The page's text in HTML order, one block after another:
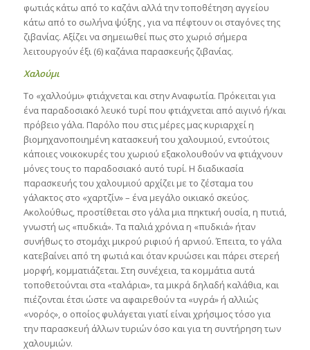
φωτιάς κάτω από το καζάνι αλλά την τοποθέτηση αγγείου
κάτω από το σωλήνα ψύξης , για να πέφτουν οι σταγόνες της
ζιβανίας. Αξίζει να σημειωθεί πως στο χωριό σήμερα
λειτουργούν έξι (6) καζάνια παρασκευής ζιβανίας.
Χαλούμι
Το «χαλλούμι» φτιάχνεται και στην Αναφωτία. Πρόκειται για
ένα παραδοσιακό λευκό τυρί που φτιάχνεται από αιγινό ή/και
πρόβειο γάλα. Παρόλο που στις μέρες μας κυριαρχεί η
βιομηχανοποιημένη κατασκευή του χαλουμιού, εντούτοις
κάποιες νοικοκυρές του χωριού εξακολουθούν να φτιάχνουν
μόνες τους το παραδοσιακό αυτό τυρί. Η διαδικασία
παρασκευής του χαλουμιού αρχίζει με το ζέσταμα του
γάλακτος στο «χαρτζίν» – ένα μεγάλο οικιακό σκεύος.
Ακολούθως, προστίθεται στο γάλα μια πηκτική ουσία, η πυτιά,
γνωστή ως «πυδκιά». Τα παλιά χρόνια η «πυδκιά» ήταν
συνήθως το στομάχι μικρού ριφιού ή αρνιού. Έπειτα, το γάλα
κατεβαίνει από τη φωτιά και όταν κρυώσει και πάρει στερεή
μορφή, κομματιάζεται. Στη συνέχεια, τα κομμάτια αυτά
τοποθετούνται στα «ταλάρια», τα μικρά δηλαδή καλάθια, και
πιέζονται έτσι ώστε να αφαιρεθούν τα «υγρά» ή αλλιώς
«νορός», ο οποίος φυλάγεται γιατί είναι χρήσιμος τόσο για
την παρασκευή άλλων τυριών όσο και για τη συντήρηση των
χαλουμιών.